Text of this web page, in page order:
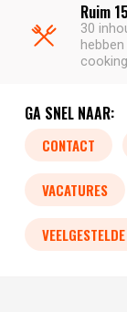
Ruim
30
GA SNEL NAAR:
CONTACT
VACATURES